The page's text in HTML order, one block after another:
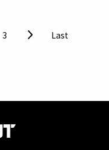
大型企業；採行無薪
，但也有企業稱可能
浮現。國民黨立委謝衣
，國民黨在審查特別
民眾黨立委林國成
3 Last